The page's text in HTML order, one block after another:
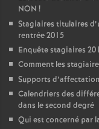
NON !
Stagiaires titulaires
rentrée 2015
Enquête stagiaires
Comment les
Supports
Calendriers des
dans le second degré
Qui est concerné par